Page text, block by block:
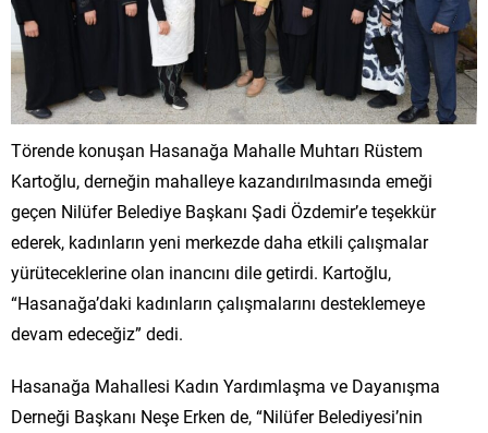
Törende konuşan Hasanağa Mahalle Muhtarı Rüstem
Kartoğlu, derneğin mahalleye kazandırılmasında emeği
geçen Nilüfer Belediye Başkanı Şadi Özdemir’e teşekkür
ederek, kadınların yeni merkezde daha etkili çalışmalar
yürüteceklerine olan inancını dile getirdi. Kartoğlu,
“Hasanağa’daki kadınların çalışmalarını desteklemeye
devam edeceğiz” dedi.
Hasanağa Mahallesi Kadın Yardımlaşma ve Dayanışma
Derneği Başkanı Neşe Erken de, “Nilüfer Belediyesi’nin